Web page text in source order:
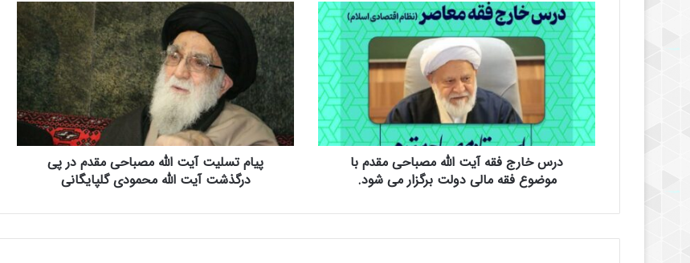
د
ر
س
خ
ا
ر
ج
ف
ق
ت
درس خارج فقه آیت الله مصباحی مقدم با
موضوع فقه مالی دولت برگزار می شود.
پ
ی
ت
س
ل
ت
ا
پیام تسلیت آیت الله مصباحی مقدم در پی
درگذشت آیت الله محمودی گلپایگانی